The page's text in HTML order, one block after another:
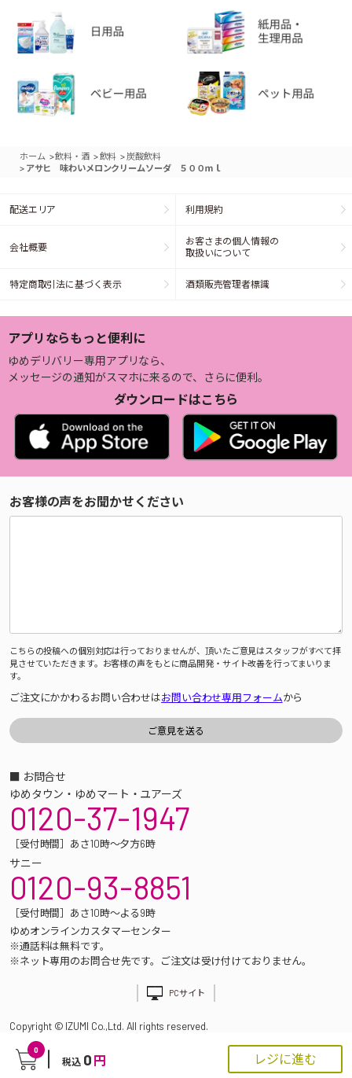
0
税込 0 円 レジに進む
ホーム >飲料・酒 >飲料 > 炭酸飲料
> アサヒ 味わいメロンクリームソーダ ５００ｍｌ
配送エリア 利用規約
会社概要
お客さまの個人情報の
取扱いについて
特定商取引法に基づく表示 酒類販売管理者標識
アプリならもっと便利に
ゆめデリバリー専用アプリなら、
メッセージの通知がスマホに来るので、さらに便利。
ダウンロードはこちら
お客様の声をお聞かせください
こちらの投稿への個別対応は行っておりませんが、頂いたご意見はスタッフがすべて拝
見させていただきます。お客様の声をもとに商品開発・サイト改善を行ってまいりま
す。
ご注文にかかわるお問い合わせはお問い合わせ専用フォームから
■ お問合せ
ゆめタウン・ゆめマート・ユアーズ
0120-37-1947
［受付時間］あさ10時～夕方6時
サニー
0120-93-8851
［受付時間］あさ10時～よる9時
ゆめオンラインカスタマーセンター
※通話料は無料です。
※ネット専用のお問合せ先です。ご注文は受け付けておりません。
PCサイト
Copyright © IZUMI Co.,Ltd. All rights reserved.